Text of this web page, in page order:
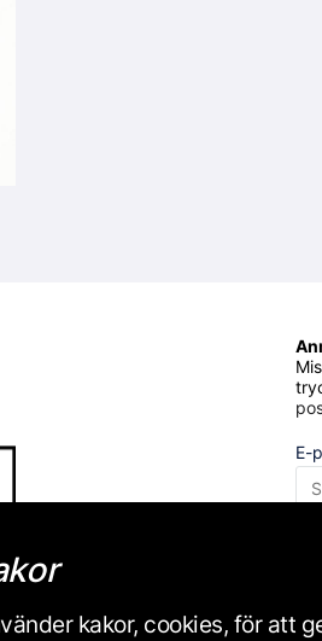
E-
kakor, cookies, för att